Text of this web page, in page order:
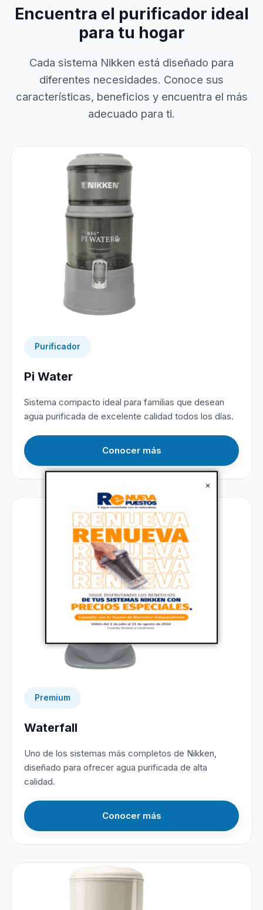
×
Encuentra el purificador ideal
para tu hogar
Cada sistema Nikken está diseñado para
diferentes necesidades. Conoce sus
características, beneficios y encuentra el más
adecuado para ti.
Purificador
Pi Water
Sistema compacto ideal para familias que desean
agua purificada de excelente calidad todos los días.
Conocer más
Premium
Waterfall
Uno de los sistemas más completos de Nikken,
diseñado para ofrecer agua purificada de alta
calidad.
Conocer más